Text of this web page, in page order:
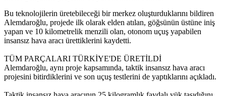
Bu teknolojilerin üretebileceği bir merkez oluşturduklarını bildiren
Alemdaroğlu, projede ilk olarak elden atılan, göğsünün üstüne iniş
yapan ve 10 kilometrelik menzili olan, otonom uçuş yapabilen
insansız hava aracı ürettiklerini kaydetti.
TÜM PARÇALARI TÜRKİYE'DE ÜRETİLDİ
Alemdaroğlu, aynı proje kapsamında, taktik insansız hava aracı
projesini bitirdiklerini ve son uçuş testlerini de yaptıklarını açıkladı.